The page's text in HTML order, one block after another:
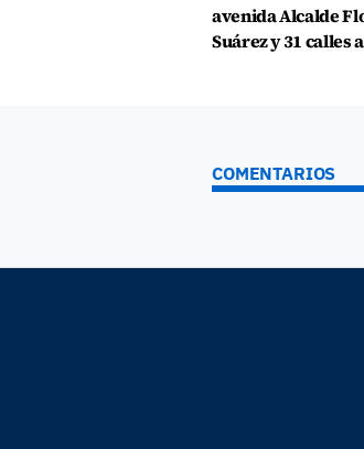
avenida Alcalde
Suárez y 31 calles
COMENTARIOS